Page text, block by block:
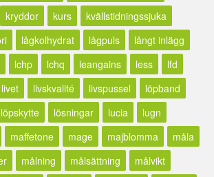
kryddor kurs
kvällstidningssjuka
lågkolhydrat lågpuls
långt inlägg
lchp lchq leangains less
lfd
livet livskvalité livspussel
löpband
löpskytte lösningar lucia
lugn
maffetone mage majblomma
måla
målning målsättning
målvikt